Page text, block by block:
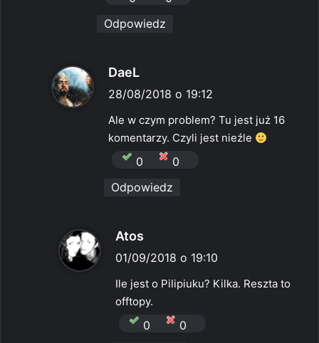
Odpowiedz
DaeL
i
z
:
28/08/2018 o 19:12
Ale w czym problem? Tu jest już 16
komentarzy. Czyli jest nieźle
0
0
Odpowiedz
Atos
i
:
01/09/2018 o 19:10
Ile jest o Pilipiuku? Kilka. Reszta to
offtopy.
0
0